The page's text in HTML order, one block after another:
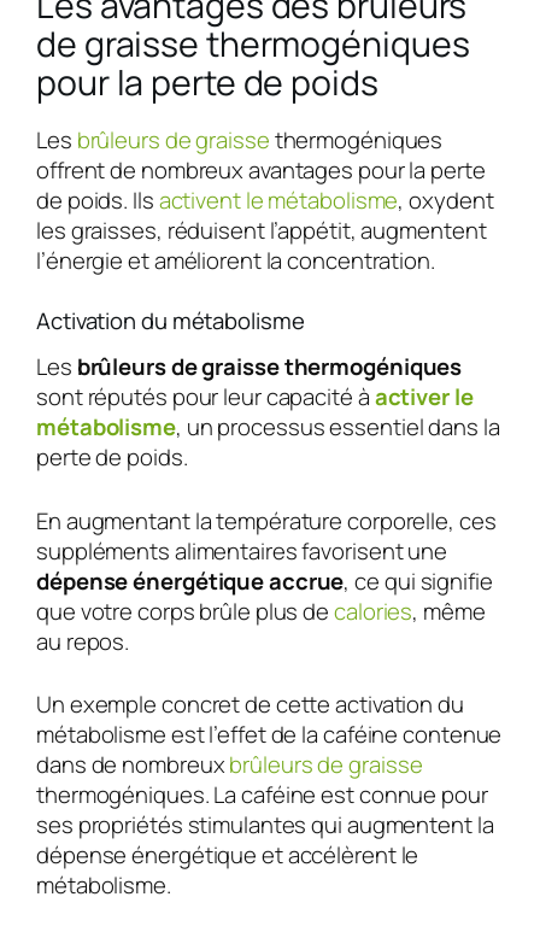
de graisse thermogéniques
pour la perte de poids
Les brûleurs de graissethermogéniques
offrent de nombreux avantages pour la perte
de poids. Ilsactivent le métabolisme, oxydent
les graisses, réduisent l’appétit, augmentent
l’énergie et améliorent la concentration.
Activation du métabolisme
Les brûleurs de graisse thermogéniques
sont réputés pour leur capacité àactiver le
métabolisme, un processus essentiel dans la
perte de poids.
En augmentant la température corporelle, ces
suppléments alimentaires favorisent une
dépense énergétique accrue, ce qui signifie
que votre corps brûle plus decalories, même
au repos.
Un exemple concret de cette activation du
métabolisme est l’effet de la caféine contenue
dans de nombreuxbrûleurs de graisse
thermogéniques. La caféine est connue pour
ses propriétés stimulantes qui augmentent la
dépense énergétique et accélèrent le
métabolisme.